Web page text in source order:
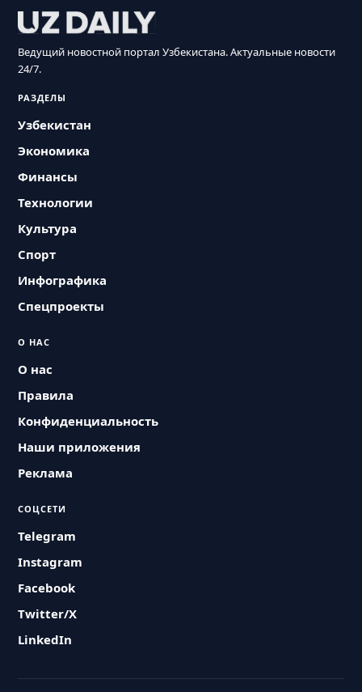
Ведущий новостной портал Узбекистана. Актуальные новости
24/7.
РАЗДЕЛЫ
Узбекистан
Экономика
Финансы
Технологии
Культура
Спорт
Инфографика
Спецпроекты
О НАС
О нас
Правила
Конфиденциальность
Наши приложения
Реклама
СОЦСЕТИ
Telegram
Instagram
Facebook
Twitter/X
LinkedIn